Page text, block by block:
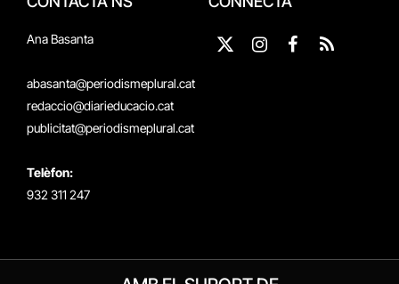
Ana Basanta
abasanta@periodismeplural.cat
redaccio@diarieducacio.cat
publicitat@periodismeplural.cat
Telèfon:
932 311 247
X
InstagramFacebook
RSS